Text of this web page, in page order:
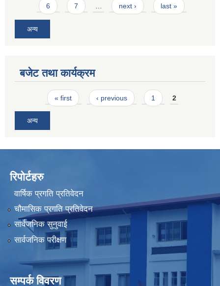
6 7 … next › last »
अन्य
बजेट तथा कार्यक्रम
Pages« first ‹ previous 1 2
अन्य
रिपोर्टहरु
वार्षिक प्रगति प्रतिवेदन
चौमासिक प्रगति प्रतिवेदन
सार्वजनिक सुनुवाई
सार्वजनिक परीक्षण
सम्पर्क विवरण